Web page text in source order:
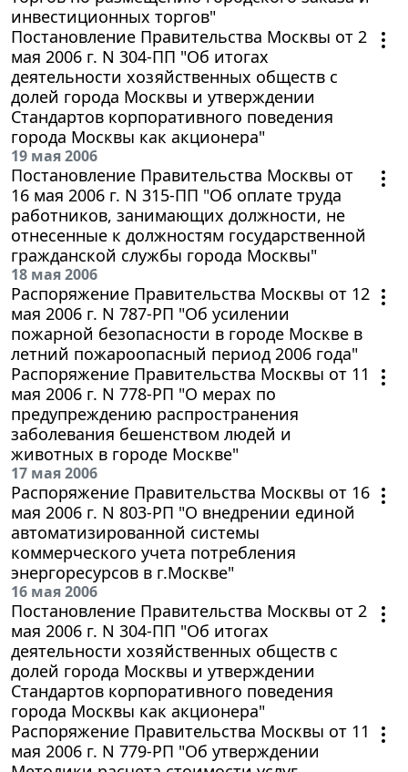
инвестиционных торгов"
Постановление Правительства Москвы от 2
мая 2006 г. N 304-ПП "Об итогах
деятельности хозяйственных обществ с
долей города Москвы и утверждении
Стандартов корпоративного поведения
города Москвы как акционера"
19 мая 2006
Постановление Правительства Москвы от
16 мая 2006 г. N 315-ПП "Об оплате труда
работников, занимающих должности, не
отнесенные к должностям государственной
гражданской службы города Москвы"
18 мая 2006
Распоряжение Правительства Москвы от 12
мая 2006 г. N 787-РП "Об усилении
пожарной безопасности в городе Москве в
летний пожароопасный период 2006 года"
Распоряжение Правительства Москвы от 11
мая 2006 г. N 778-РП "О мерах по
предупреждению распространения
заболевания бешенством людей и
животных в городе Москве"
17 мая 2006
Распоряжение Правительства Москвы от 16
мая 2006 г. N 803-РП "О внедрении единой
автоматизированной системы
коммерческого учета потребления
энергоресурсов в г.Москве"
16 мая 2006
Постановление Правительства Москвы от 2
мая 2006 г. N 304-ПП "Об итогах
деятельности хозяйственных обществ с
долей города Москвы и утверждении
Стандартов корпоративного поведения
города Москвы как акционера"
Распоряжение Правительства Москвы от 11
мая 2006 г. N 779-РП "Об утверждении